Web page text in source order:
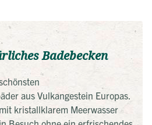
Badebecken
aus Vulkangestein Europas.
kristallklarem Meerwasser